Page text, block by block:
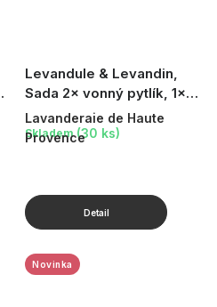
Levandule & Levandin,
Sada 2× vonný pytlík, 1×
esenciální olej Levandin 10
ml
Lavanderaie de Haute
Provence
Skladem (30 ks)
Novinka